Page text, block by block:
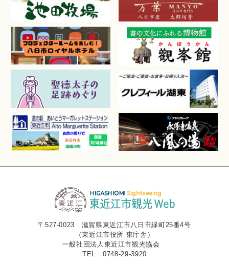
〒527-0023 滋賀県東近江市八日市緑町25番4号
（東近江市役所 東庁舎）
一般社団法人東近江市観光協会
TEL : 0748-29-3920